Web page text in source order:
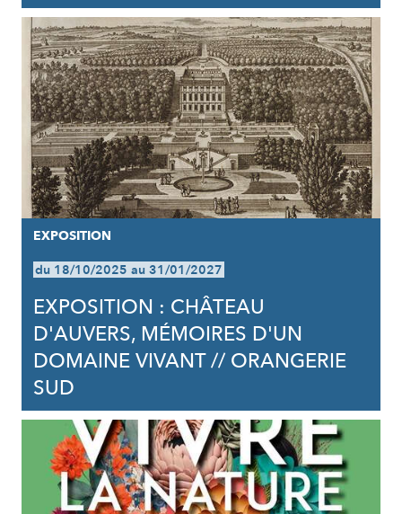
EXPOSITION
du 18/10/2025 au 31/01/2027
EXPOSITION : CHÂTEAU
D'AUVERS, MÉMOIRES D'UN
DOMAINE VIVANT // ORANGERIE
SUD